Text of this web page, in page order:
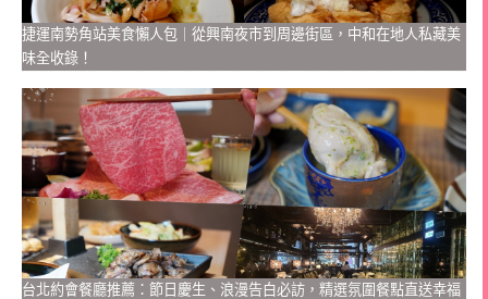
捷運南勢角站美食懶人包｜從興南夜市到周邊街區，中和在地人私藏美
味全收錄！
台北約會餐廳推薦：節日慶生、浪漫告白必訪，精選氛圍餐點直送幸福